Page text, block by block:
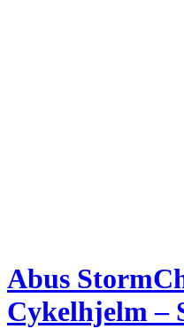
Abus
Cykelhjelm –